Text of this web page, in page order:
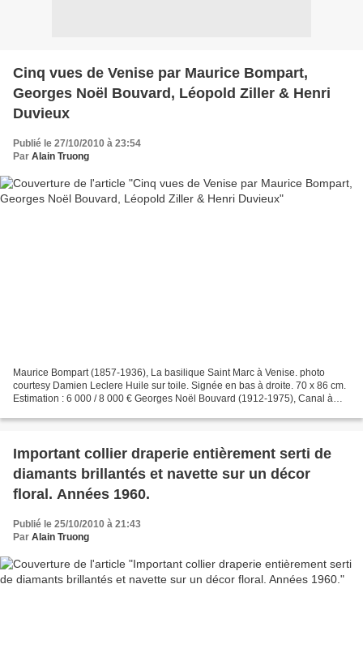
Cinq vues de Venise par Maurice Bompart,
Georges Noël Bouvard, Léopold Ziller & Henri
Duvieux
Publié le 27/10/2010 à 23:54
Par Alain Truong
Maurice Bompart (1857-1936), La basilique Saint Marc à Venise. photo
courtesy Damien Leclere Huile sur toile. Signée en bas à droite. 70 x 86 cm.
Estimation : 6 000 / 8 000 € Georges Noël Bouvard (1912-1975), Canal à
Important collier draperie entièrement serti de
diamants brillantés et navette sur un décor
floral. Années 1960.
Publié le 25/10/2010 à 21:43
Par Alain Truong